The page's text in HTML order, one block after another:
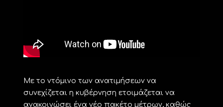
Με το ντόμινο των ανατιμήσεων να
συνεχίζεται η κυβέρνηση ετοιμάζεται να
ανακοινώσει ένα νέο πακέτο μέτρων, καθώς